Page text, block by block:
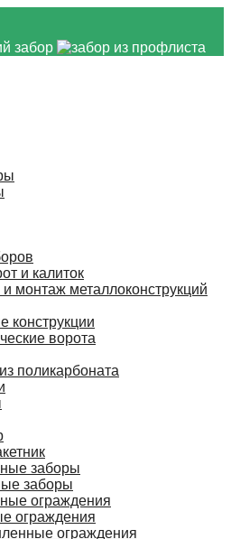
и калиток
и монтаж металлоконструкций
конструкции
ворота
поликарбоната
заборы
заборы
ограждения
ограждения
ограждения